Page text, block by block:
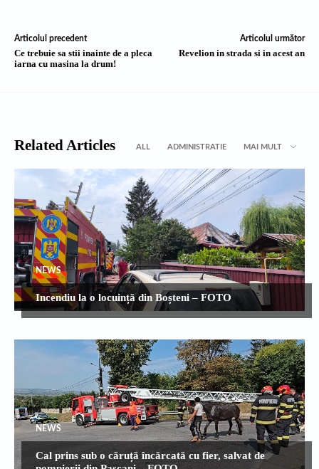
Articolul precedent
Ce trebuie sa stii inainte de a pleca
iarna cu masina la drum!
Articolul următor
Revelion in strada si in acest an
Related Articles ALL ADMINISTRATIE MAI MULT
NEWS
Incendiu la o locuință din Boșteni – FOTO
NEWS
Cal prins sub o căruță încărcată cu fier, salvat de